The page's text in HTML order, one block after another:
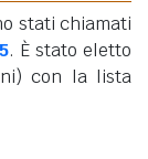
stati chiamati
. È stato eletto
con la lista